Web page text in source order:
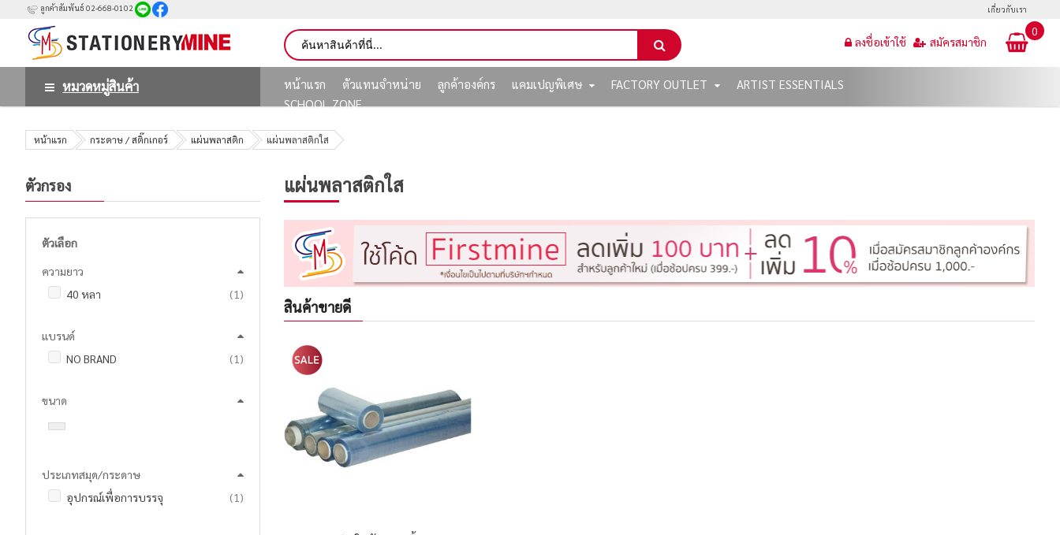
ลูกค้าสัมพันธ์ 02-668-0102 เกี่ยวกับเรา
0
ลงชื่อเข้าใช้ สมัครสมาชิก
หมวดหมู่สินค้า หน้าแรก ตัวแทนจำหน่าย ลูกค้าองค์กร แคมเปญพิเศษ FACTORY OUTLET
ARTIST ESSENTIALS
SCHOOL ZONE
หน้าแรก กระดาษ / สติ๊กเกอร์ แผ่นพลาสติก แผ่นพลาสติกใส
แผ่นพลาสติกใส
สินค้าขายดี
ตัวกรอง
ตัวเลือก
ความยาว
40 หลา
1 ชิ้น
แบรนด์
NO BRAND
1 ชิ้น
ขนาด
ประเภทสมุด/กระดาษ
อุปกรณ์เพื่อการบรรจุ
1 ชิ้น